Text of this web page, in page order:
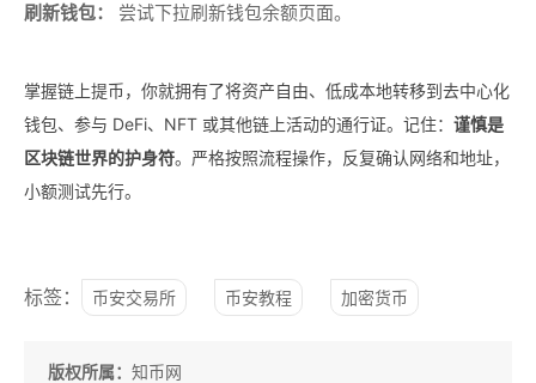
刷新钱包：
尝试下拉刷新钱包余额页面。
掌握链上提币，你就拥有了将资产自由、低成本地转移到去中心化
钱包、参与 DeFi、NFT 或其他链上活动的通行证。记住： 谨慎是
区块链世界的护身符。严格按照流程操作，反复确认网络和地址，
小额测试先行。
标签： 币安交易所 币安教程 加密货币
版权所属： 知币网